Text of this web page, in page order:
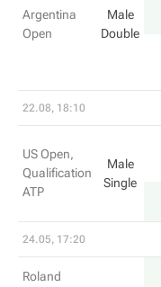
Argentina
Open
Male
Double
22.08, 18:10
US Open,
Qualification
ATP
Male
Single
24.05, 17:20
Roland